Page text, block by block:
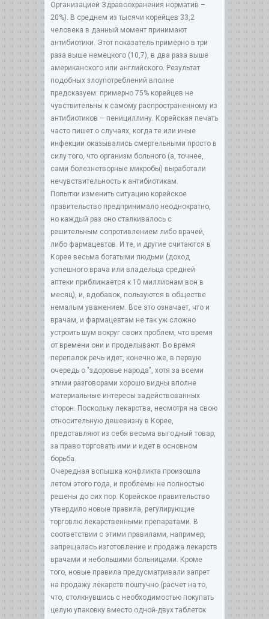
Организацией Здравоохранения норматив –
20%). В среднем из тысячи корейцев 33,2
человека в данный момент принимают
антибиотики. Этот показатель примерно в три
раза выше немецкого (10,7), в два раза выше
американского или английского. Результат
подобных злоупотреблений вполне
предсказуем: примерно 75% корейцев не
чувствительны к самому распространенному из
антибиотиков – пенициллину. Корейская печать
часто пишет о случаях, когда те или иные
инфекции оказывались смертельными просто в
силу того, что организм больного (а, точнее,
сами болезнетворные микробы) выработали
нечувствительность к антибиотикам.
Попытки изменить ситуацию корейское
правительство предпринимало неоднократно,
но каждый раз оно сталкивалось с
решительным сопротивлением либо врачей,
либо фармацевтов. И те, и другие считаются в
Корее весьма богатыми людьми (доход
успешного врача или владельца средней
аптеки приближается к 10 миллионам вон в
месяц), и, вдобавок, пользуются в обществе
немалым уважением. Все это означает, что и
врачам, и фармацевтам не так уж сложно
устроить шум вокруг своих проблем, что время
от времени они и проделывают. Во время
перепалок речь идет, конечно же, в первую
очередь о "здоровье народа", хотя за всеми
этими разговорами хорошо видны вполне
материальные интересы задействованных
сторон. Поскольку лекарства, несмотря на свою
относительную дешевизну в Корее,
представляют из себя весьма выгодный товар,
за право торговать ими и идет в основном
борьба.
Очередная вспышка конфликта произошла
летом этого года, и проблемы не полностью
решены до сих пор. Корейское правительство
утвердило новые правила, регулирующие
торговлю лекарственными препаратами. В
соответствии с этими правилами, например,
запрещалась изготовление и продажа лекарств
врачами и небольшими больницами. Кроме
того, новые правила предусматривали запрет
на продажу лекарств поштучно (расчет на то,
что, столкнувшись с необходимостью покупать
целую упаковку вместо одной-двух таблеток